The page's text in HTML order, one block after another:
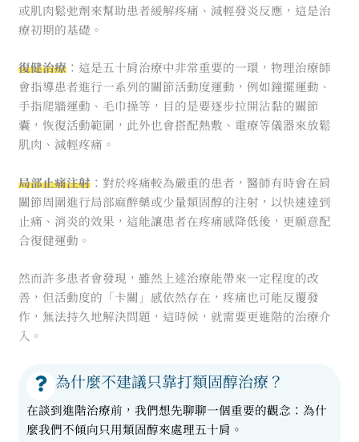
或肌肉鬆弛劑來幫助患者緩解疼痛、減輕發炎反應，這是治
療初期的基礎。
復健治療：這是五十肩治療中非常重要的一環，物理治療師
會指導患者進行一系列的關節活動度運動，例如鐘擺運動、
手指爬牆運動、毛巾操等，目的是要逐步拉開沾黏的關節
囊，恢復活動範圍，此外也會搭配熱敷、電療等儀器來放鬆
肌肉、減輕疼痛。
局部止痛注射：對於疼痛較為嚴重的患者，醫師有時會在肩
關節周圍進行局部麻醉藥或少量類固醇的注射，以快速達到
止痛、消炎的效果，這能讓患者在疼痛感降低後，更願意配
合復健運動。
然而許多患者會發現，雖然上述治療能帶來一定程度的改
善，但活動度的「卡關」感依然存在，疼痛也可能反覆發
作，無法持久地解決問題，這時候，就需要更進階的治療介
入。
為什麼不建議只靠打類固醇治療？
在談到進階治療前，我們想先聊聊一個重要的觀念：為什
麼我們不傾向只用類固醇來處理五十肩。